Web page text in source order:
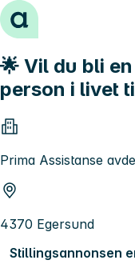
Hopp til innhold
🌟 Vil du bli
person i livet
Prima Assistanse
4370 Egersund
Stillingsannonsen